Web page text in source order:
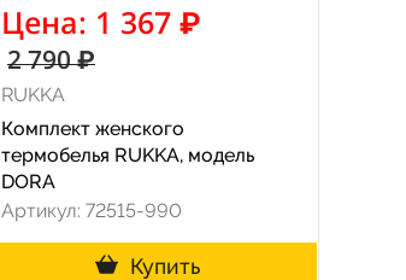
Цена: 1 367 ₽
2 790 ₽
RUKKA
Комплект женского
термобелья RUKKA, модель
DORA
Артикул: 72515-990
Купить